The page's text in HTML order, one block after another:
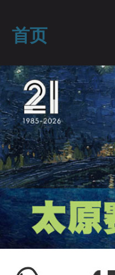
首页